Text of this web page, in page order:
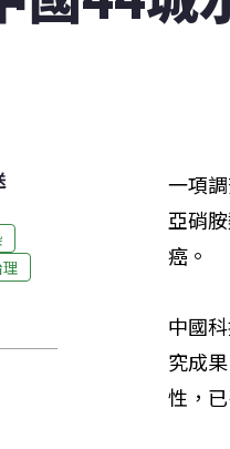
一項
亞硝
癌。
中國
究成
性，